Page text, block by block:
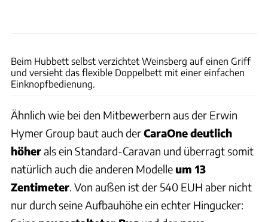
Beim Hubbett selbst verzichtet Weinsberg auf einen Griff
und versieht das flexible Doppelbett mit einer einfachen
Einknopfbedienung.
Ähnlich wie bei den Mitbewerbern aus der Erwin
Hymer Group baut auch derCaraOnedeutlich
höherals ein Standard-Caravan und überragt somit
natürlich auch die anderen Modelleum 13
Zentimeter. Von außen ist der 540 EUH aber nicht
nur durch seine Aufbauhöhe ein echter Hingucker: